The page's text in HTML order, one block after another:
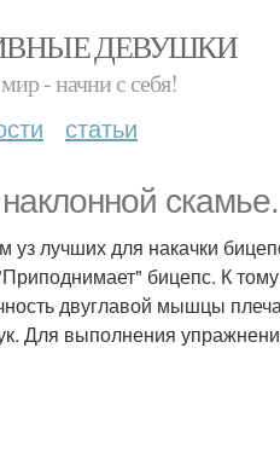
ДЕВУШКИ
- начни с себя!
статьи
скамье.
лучших для накачки
бицепс. К
двуглавой мышцы
Для выполнения